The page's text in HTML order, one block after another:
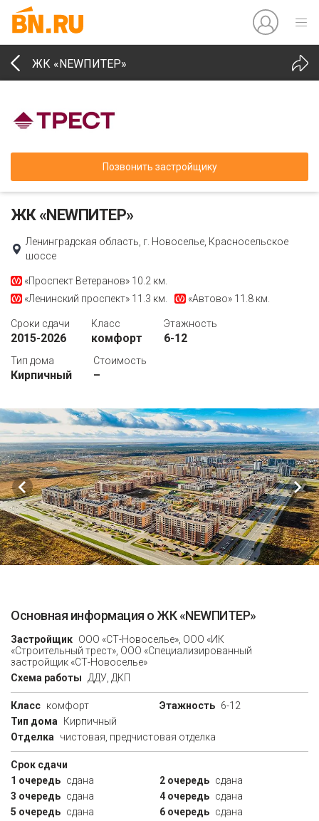
ЖК «NEWПИТЕР»
Позвонить застройщику
ЖК «NEWПИТЕР»
Ленинградская область, г. Новоселье, Красносельское
шоссе
«Проспект Ветеранов» 10.2 км.
«Ленинский проспект» 11.3 км. «Автово» 11.8 км.
Сроки сдачи
2015-2026
Класс
комфорт
Этажность
6-12
Тип дома
Кирпичный
Стоимость
–
Основная информация о ЖК «NEWПИТЕР»
Застройщик ООО «СТ-Новоселье», ООО «ИК
«Строительный трест», ООО «Специализированный
застройщик «СТ-Новоселье»
Схема работы ДДУ, ДКП
Класс комфорт Этажность 6-12
Тип дома Кирпичный
Отделка чистовая, предчистовая отделка
Срок сдачи
1 очередь сдана 2 очередь сдана
3 очередь сдана 4 очередь сдана
5 очередь сдана 6 очередь сдана